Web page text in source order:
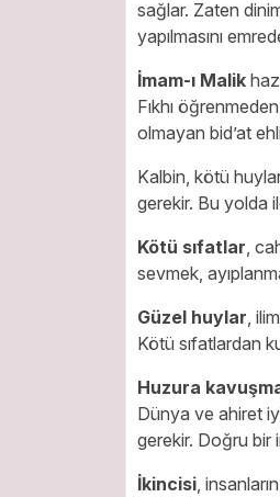
sağlar. Zaten
yapılmasını
İmam-ı Malik
Fıkhı
olmayan bid’at
Kalbin, kötü
gerekir. Bu yolda
Kötü sıfatlar,
sevmek,
Güzel huylar,
Kötü sıfatlardan
Huzura
Dünya ve ahiret
gerekir. Doğru bir
İkincisi,